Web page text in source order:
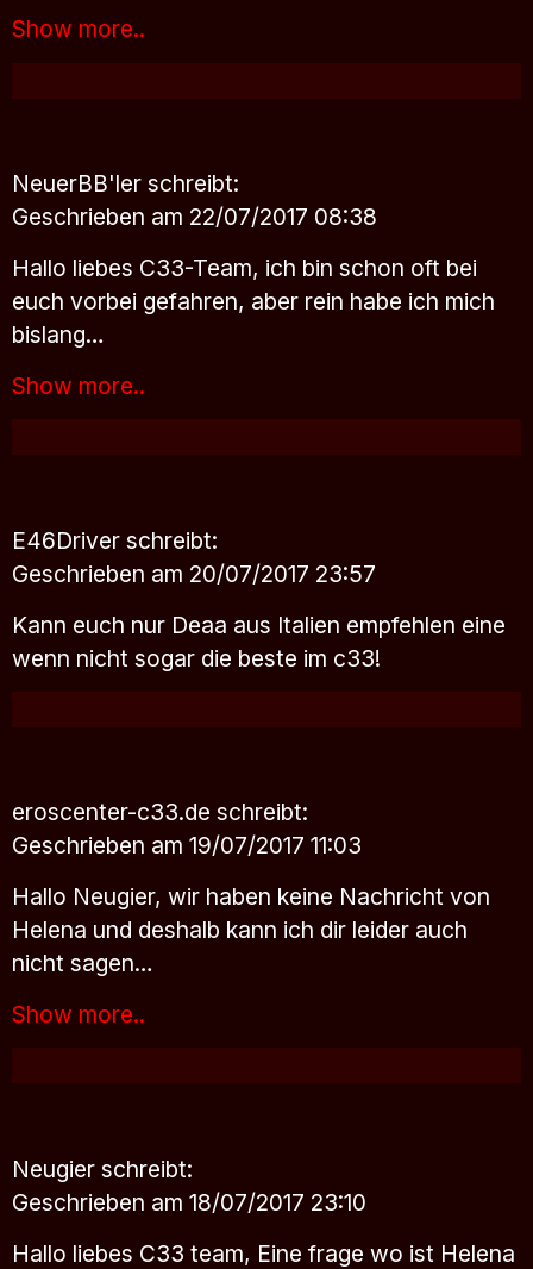
Show more..
NeuerBB'ler schreibt:
Geschrieben am 22/07/2017 08:38
Hallo liebes C33-Team, ich bin schon oft bei
euch vorbei gefahren, aber rein habe ich mich
bislang…
Show more..
E46Driver schreibt:
Geschrieben am 20/07/2017 23:57
Kann euch nur Deaa aus Italien empfehlen eine
wenn nicht sogar die beste im c33!
eroscenter-c33.de schreibt:
Geschrieben am 19/07/2017 11:03
Hallo Neugier, wir haben keine Nachricht von
Helena und deshalb kann ich dir leider auch
nicht sagen…
Show more..
Neugier schreibt:
Geschrieben am 18/07/2017 23:10
Hallo liebes C33 team, Eine frage wo ist Helena